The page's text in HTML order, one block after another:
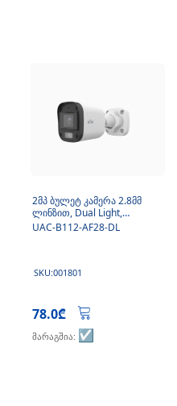
2მპ ბულეტ კამერა 2.8მმ
ლინზით, Dual Light,
მიკროფონი
UAC-B112-AF28-DL
SKU:001801
78.0₾
მარაგშია: ☑️